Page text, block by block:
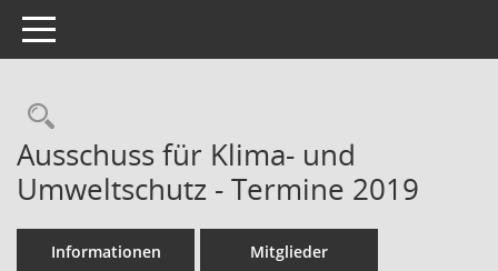
Toggle navigation
Rechercheauswahl
Ausschuss für Klima- und
Umweltschutz - Termine 2019
Informationen Mitglieder